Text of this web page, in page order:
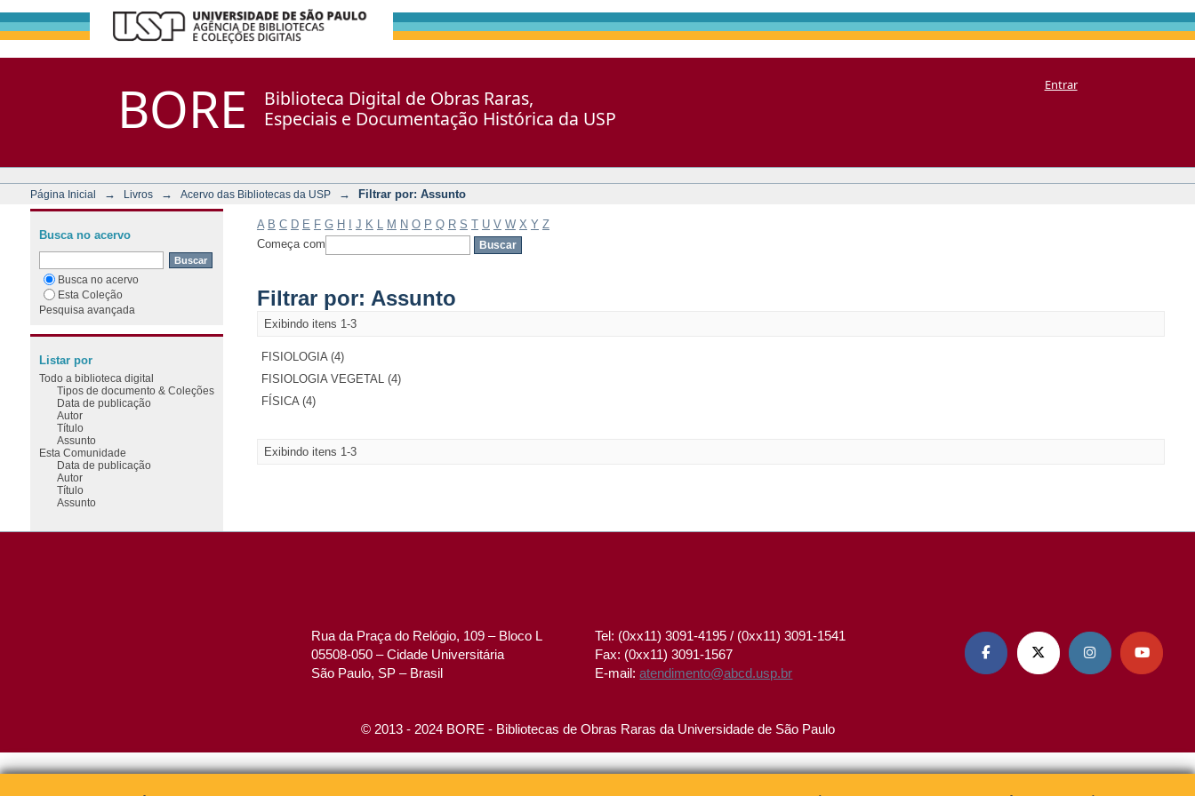
BORE
Biblioteca Digital de Obras Raras,
Especiais e Documentação Histórica da USP
Entrar
Página Inicial → Livros → Acervo das Bibliotecas da USP → Filtrar por: Assunto
A B C D E F G H J K M N O P Q R S T U V W X Y Z
Começa com
Filtrar por: Assunto
Exibindo itens 1-3
FISIOLOGIA (4)
FISIOLOGIA VEGETAL (4)
FÍSICA (4)
Exibindo itens 1-3
Busca no acervo
Busca no acervo
Esta Coleção
Pesquisa avançada
Listar por
Todo a biblioteca digital
Tipos de documento & Coleções
Data de publicação
Autor
Título
Assunto
Esta Comunidade
Data de publicação
Autor
Título
Assunto
Rua da Praça do Relógio, 109 – Bloco L
05508-050 – Cidade Universitária
São Paulo, SP – Brasil
Tel: (0xx11) 3091-4195 / (0xx11) 3091-1541
Fax: (0xx11) 3091-1567
E-mail:atendimento@abcd.usp.br
   
© 2013 - 2024 BORE - Bibliotecas de Obras Raras da Universidade de São Paulo